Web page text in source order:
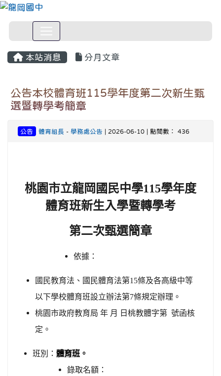
本站消息 分月文章
公告本校體育班115學年度第二次新生甄
選暨轉學考簡章
公告 體育組長 - 學務處公告 | 2026-06-10 | 點閱數： 436
桃園市立龍岡國民中學115學年度
體育班新生入學暨轉學考
第二次甄選簡章
依據：
國民教育法、國民體育法第15條及各高級中等
以下學校體育班設立辦法第7條規定辦理。
桃園市政府教育局 年 月 日桃教體字第 號函核
定。
班別： 體育班 。
錄取名額：